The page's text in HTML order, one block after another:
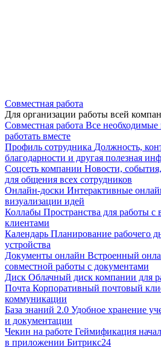
Совместная работа
Для организации работы всей
Совместная работа Все
работать вместе
Профиль сотрудника Должность,
благодарности и другая полезная
Соцсеть компании Новости,
для общения всех сотрудников
Онлайн-доски Интерактивные
визуализации идей
Коллабы Пространства для работы
клиентами
Календарь Планирование рабочего
устройства
Документы онлайн Встроенный
совместной работы с документами
Диск Облачный диск компании для
Почта Корпоративный почтовый
коммуникации
База знаний 2.0 Удобное хранение
и документации
Чекин на работе Геймификация
в приложении Битрикс24